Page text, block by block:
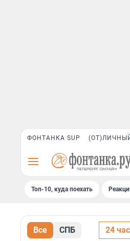
ФОНТАНКА SUP
Топ-10, куда поехать
Все СПБ 24